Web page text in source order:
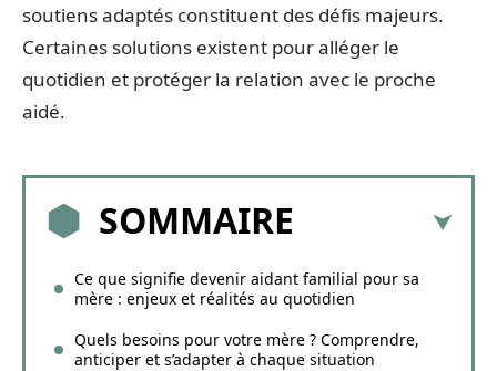
soutiens adaptés constituent des défis majeurs.
Certaines solutions existent pour alléger le
quotidien et protéger la relation avec le proche
aidé.
SOMMAIRE
Ce que signifie devenir aidant familial pour sa
mère : enjeux et réalités au quotidien
Quels besoins pour votre mère ? Comprendre,
anticiper et s’adapter à chaque situation